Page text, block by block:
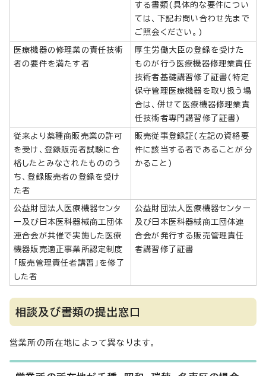
する書類(具体的な要件につい
ては、下記お問い合わせ先まで
ご照会ください。)
医療機器の修理業の責任技術
者の要件を満たす者
厚生労働大臣の登録を受けた
ものが行う医療機器修理業責任
技術者基礎講習修了証書(特定
保守管理医療機器を取り扱う場
合は、併せて医療機器修理業責
任技術者専門講習修了証書)
従来より薬種商販売業の許可
を受け、登録販売者試験に合
格したとみなされたもののう
ち、登録販売者の登録を受け
た者
販売従事登録証(左記の資格要
件に該当する者であることが分
かること)
公益財団法人医療機器センタ
ー及び日本医科器械商工団体
連合会が共催で実施した医療
機器販売適正事業所認定制度
「販売管理責任者講習」を修了
した者
公益財団法人医療機器センター
及び日本医科器械商工団体連
合会が発行する販売管理責任
者講習修了証書
相談及び書類の提出窓口
営業所の所在地によって異なります。